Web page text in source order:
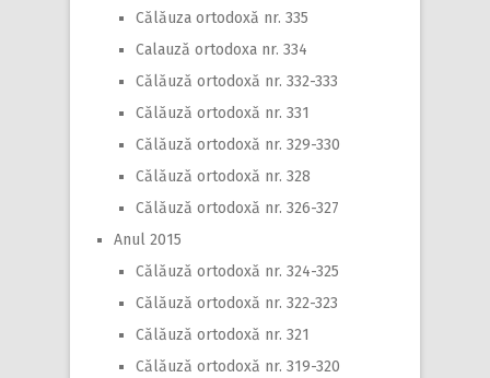
Călăuza ortodoxă nr. 335
Calauză ortodoxa nr. 334
Călăuză ortodoxă nr. 332-333
Călăuză ortodoxă nr. 331
Călăuză ortodoxă nr. 329-330
Călăuză ortodoxă nr. 328
Călăuză ortodoxă nr. 326-327
Anul 2015
Călăuză ortodoxă nr. 324-325
Călăuză ortodoxă nr. 322-323
Călăuză ortodoxă nr. 321
Călăuză ortodoxă nr. 319-320